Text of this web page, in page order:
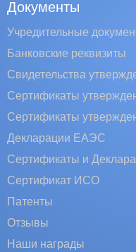
Документы
Учредительные
Банковские реквизиты
Свидетельства
Сертификаты
Сертификаты
Декларации ЕАЭС
Сертификаты и
Сертификат ИСО
Патенты
Отзывы
Наши награды